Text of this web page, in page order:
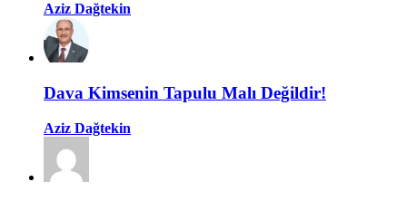
Aziz Dağtekin
Dava Kimsenin Tapulu Malı Değildir!
Aziz Dağtekin